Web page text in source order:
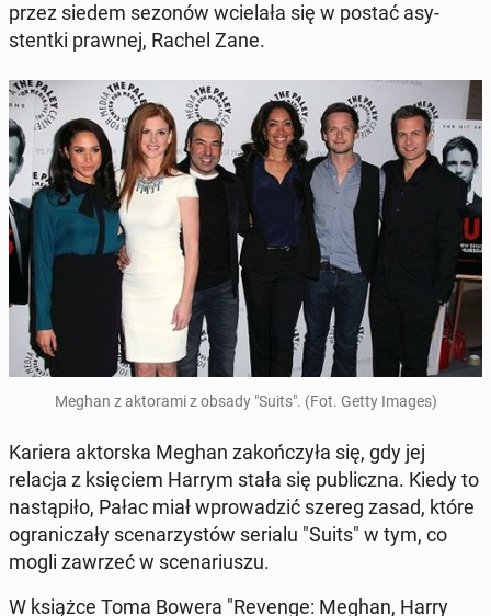
przez siedem sezonów wcie­la­ła się w postać asy­
stent­ki prawnej, Rachel Zane.
Meghan z ak­to­ra­mi z obsady "Suits". (Fot. Getty Images)
Kariera ak­tor­ska Meghan za­koń­czy­ła się, gdy jej
relacja z księ­ciem Harrym stała się pu­blicz­na. Kiedy to
na­stą­pi­ło, Pałac miał wpro­wa­dzić szereg zasad, które
ogra­ni­cza­ły sce­na­rzy­stów serialu "Suits" w tym, co
mogli zawrzeć w sce­na­riu­szu.
W książce Toma Bowera "Revenge: Meghan, Harry